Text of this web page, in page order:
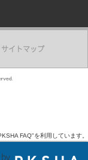
サイトマップ
FAQ"を利用しています。
by